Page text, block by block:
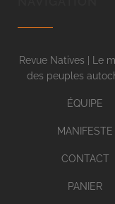
Revue Natives | Le
des peuples
ÉQUIPE
MANIFESTE
CONTACT
PANIER